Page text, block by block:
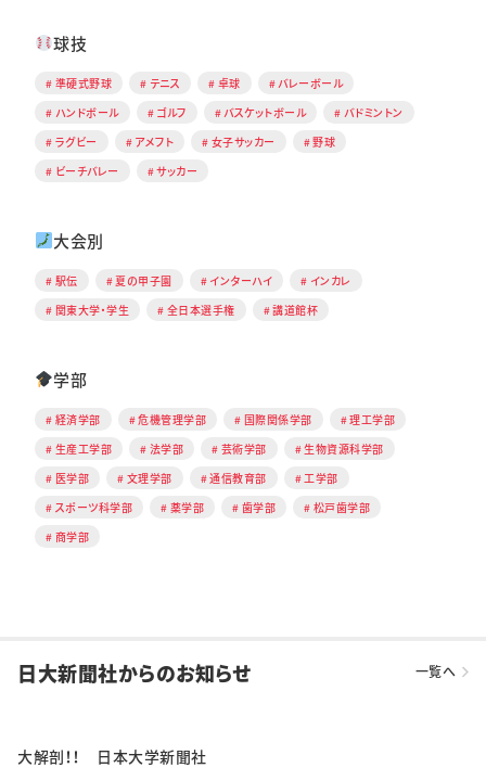
球技
準硬式野球 テニス 卓球
バレーボール
ハンドボール
ゴルフ バスケットボール
バドミントン
ラグビー
アメフト 女子サッカー
野球
ビーチバレー
サッカー
大会別
駅伝 夏の甲子園 インターハイ
インカレ
関東大学・学生
全日本選手権 講道館杯
学部
経済学部 危機管理学部 国際関係学部
理工学部
生産工学部
法学部 芸術学部
生物資源科学部
医学部
文理学部 通信教育部
工学部
スポーツ科学部
薬学部 歯学部
松戸歯学部
商学部
日大新聞社からのお知らせ 一覧へ
大解剖！！ 日本大学新聞社